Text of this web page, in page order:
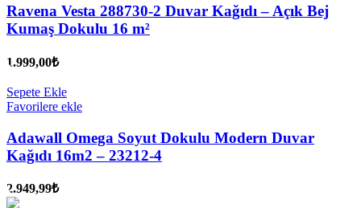
Ravena Vesta 288730-2 Duvar Kağıdı – Açık Bej
Kumaş Dokulu 16 m²
1.999,00₺
Sepete Ekle
Favorilere ekle
Adawall Omega Soyut Dokulu Modern Duvar
Kağıdı 16m2 – 23212-4
2.949,99₺